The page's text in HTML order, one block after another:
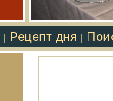
Рецепт дня